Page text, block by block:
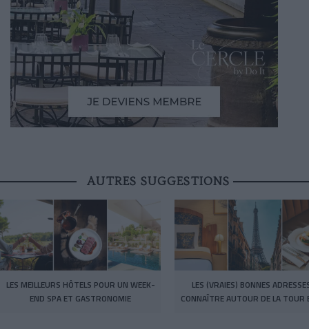
AUTRES SUGGESTIONS
LES MEILLEURS HÔTELS POUR UN WEEK-
END SPA ET GASTRONOMIE
LES (VRAIES) BONNES
CONNAÎTRE AUTOUR DE LA TOUR